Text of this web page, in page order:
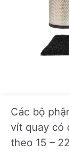
Các bộ
vít quay có
theo 15 –